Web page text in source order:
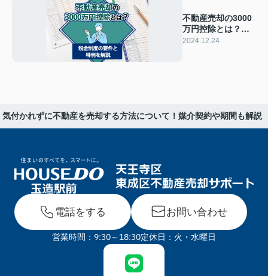
不動産売却の3000
万円控除とは？税
金制度の要件と特
2024.12.24
気付かれずに不動産を売却する方法について！媒介契約や期間も解説
電話をする お問い合わせ
営業時間：9:30～18:30定休日：火・水曜日